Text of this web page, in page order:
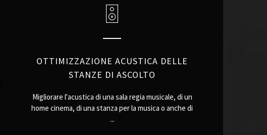
OTTIMIZZAZIONE ACUSTICA DELLE
STANZE DI ASCOLTO
Migliorare l'acustica di una sala regia musicale, di un
home cinema, di una stanza per la musica o anche di
...